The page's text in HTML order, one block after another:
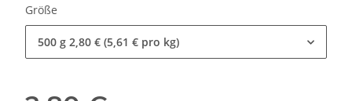
Größe
500 g 2,80 € (5,61 € pro kg)